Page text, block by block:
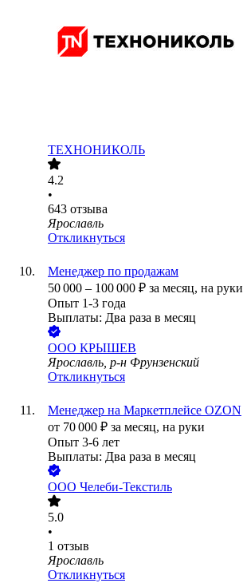
ТЕХНОНИКОЛЬ
4.2
•
643 отзыва
Ярославль
Откликнуться
Менеджер по продажам
50 000 – 100 000 ₽ за месяц, на руки
Опыт 1-3 года
Выплаты: Два раза в месяц
ООО КРЫШЕВ
Ярославль, р-н Фрунзенский
Откликнуться
Менеджер на Маркетплейсе OZON
от 70 000 ₽ за месяц, на руки
Опыт 3-6 лет
Выплаты: Два раза в месяц
ООО Челеби-Текстиль
5.0
•
1 отзыв
Ярославль
Откликнуться